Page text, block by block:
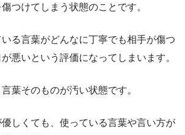
つけてしまう状態のことです。
る言葉がどんなに丁寧でも相手が傷つ
悪いという評価になってしまいます。
葉そのものが汚い状態です。
しくても、使っている言葉や言い方が